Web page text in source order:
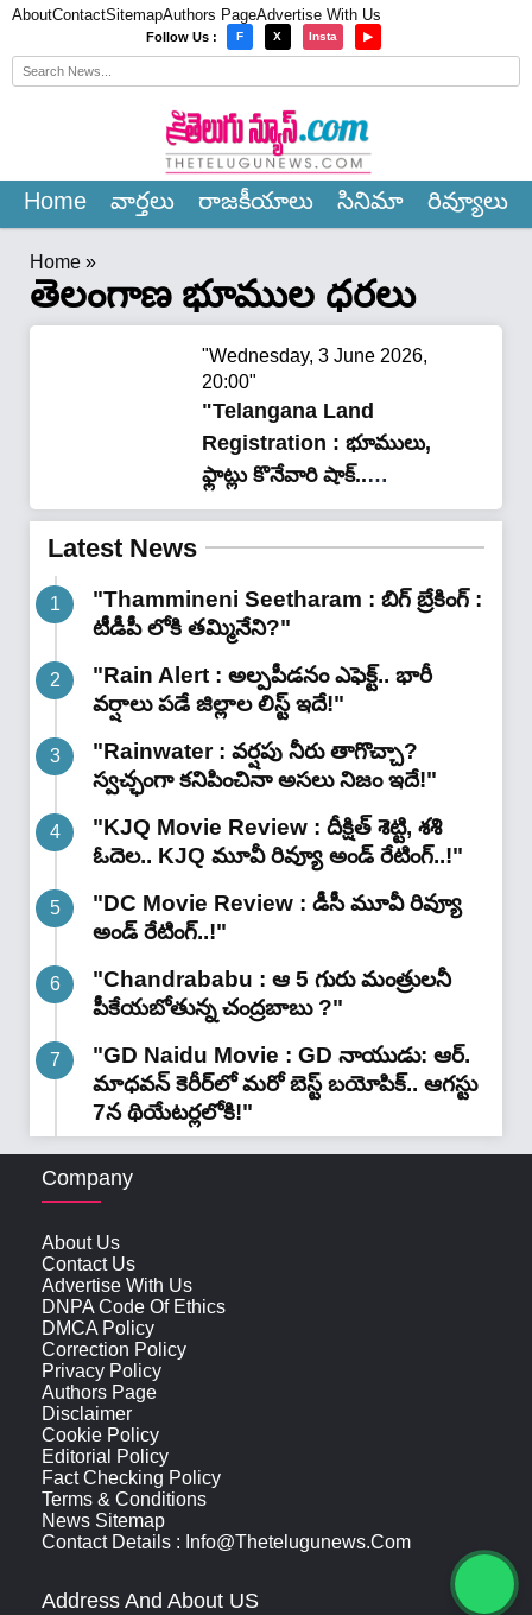
AboutContactSitemapAuthors PageAdvertise With Us
Follow Us : F X Insta ▶
Home వార్త‌లు రాజ‌కీయాలు సినిమా రివ్యూలు
Home »
తెలంగాణ భూముల ధరలు
"Wednesday, 3 June 2026,
20:00"
"Telangana Land
Registration : భూములు,
ఫ్లాట్లు కొనేవారి షాక్..
తెలంగాణలో భూముల
Latest News
"Thammineni Seetharam : బిగ్ బ్రేకింగ్ :
టీడీపీ లోకి తమ్మినేని?"
"Rain Alert : అల్పపీడనం ఎఫెక్ట్.. భారీ
వర్షాలు పడే జిల్లాల లిస్ట్ ఇదే!"
"Rainwater : వర్షపు నీరు తాగొచ్చా?
స్వచ్ఛంగా కనిపించినా అసలు నిజం ఇదే!"
"KJQ Movie Review : దీక్షిత్ శెట్టి, శశి
ఓదెల.. KJQ మూవీ రివ్యూ అండ్ రేటింగ్‌..!"
"DC Movie Review : డీసీ మూవీ రివ్యూ
అండ్ రేటింగ్‌..!"
"Chandrababu : ఆ 5 గురు మంత్రులనీ
పీకేయబోతున్న చంద్రబాబు ?"
"GD Naidu Movie : GD నాయుడు: ఆర్.
మాధవన్‌ కెరీర్‌లో మరో బెస్ట్ బయోపిక్.. ఆగస్టు
7న థియేటర్లలోకి!"
Company
About Us
Contact Us
Advertise With Us
DNPA Code Of Ethics
DMCA Policy
Correction Policy
Privacy Policy
Authors Page
Disclaimer
Cookie Policy
Editorial Policy
Fact Checking Policy
Terms & Conditions
News Sitemap
Contact Details : Info@thetelugunews.com
Address And About US